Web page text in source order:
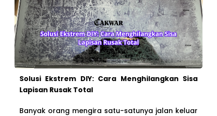
Solusi Ekstrem DIY: Cara Menghilangkan Sisa
Lapisan Rusak Total
Banyak orang mengira satu-satunya jalan keluar